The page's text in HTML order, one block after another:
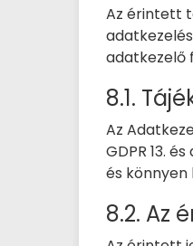
Az érintett
adatkezelő
8.1.
Az
GDPR 13.
és
8.2. Az